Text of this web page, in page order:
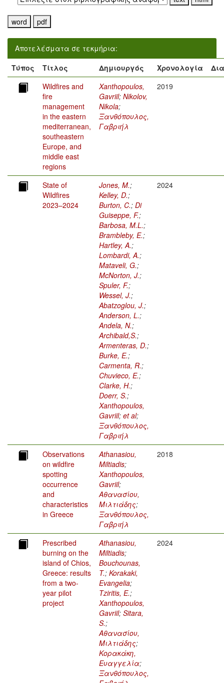
Αποτελέσματα σε τεκμήρια:
Τύπος
Τίτλος Δημιουργός Χρονολογία
Wildfires and
fire
management
in the eastern
mediterranean,
southeastern
Europe, and
middle east
regions
Xanthopoulos,
Gavriil; Nikolov,
Nikola;
Ξανθόπουλος,
Γαβριήλ
2019
State of
Wildfires
2023–2024
Jones, M.;
Kelley, D.;
Burton, C.; Di
Guiseppe, F.;
Barbosa, M.L.;
Brambleby, E.;
Hartley, A.;
Lombardi, A.;
Mataveli, G.;
McNorton, J.;
Spuler, F.;
Wessel, J.;
Abatzoglou, J.;
Anderson, L.;
Andela, N.;
Archibald,S.;
Armenteras, D.;
Burke, E.;
Carmenta, R.;
Chuvieco, E.;
Clarke, H.;
Doerr, S.;
Xanthopoulos,
Gavriil; et al;
Ξανθόπουλος,
Γαβριήλ
2024
Observations
on wildfire
spotting
occurrence
and
characteristics
in Greece
Athanasiou,
Miltiadis;
Xanthopoulos,
Gavriil;
Αθανασίου,
Μιλτιάδης;
Ξανθόπουλος,
Γαβριήλ
2018
Prescribed
burning on the
island of Chios,
Greece: results
from a two-
year pilot
project
Athanasiou,
Miltiadis;
Bouchounas,
T.; Korakaki,
Evangelia;
Tziritis, E.;
Xanthopoulos,
Gavriil; Sitara,
S.;
Αθανασίου,
Μιλτιάδης;
Κορακάκη,
Ευαγγελία;
Ξανθόπουλος,
2024